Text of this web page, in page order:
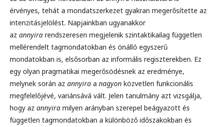
érvényes, tehát a mondatszerkezet gyakran megerősítette az
intenzitásjelölést. Napjainkban ugyanakkor
az annyira rendszeresen megjelenik szintaktikailag független
mellérendelt tagmondatokban és önálló egyszerű
mondatokban is, elsősorban az informális regiszterekben. Ez
egy olyan pragmatikai megerősödésnek az eredménye,
melynek során az annyira a nagyon közvetlen funkcionális
megfelelőjévé, variánsává vált. Jelen tanulmány azt vizsgálja,
hogy az annyira milyen arányban szerepel beágyazott és
független tagmondatokban a különböző időszakokban és